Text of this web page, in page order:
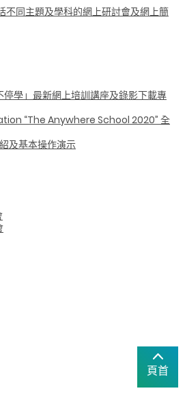
不同主題及學科的網上研討會及網上簡
學」最新網上培訓講座及錄影下載專
“The Anywhere School 2020” 全
及基本操作演示
頁首